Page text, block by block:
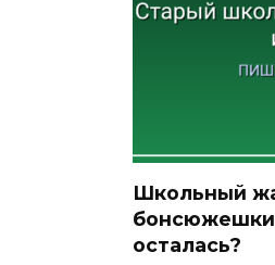
Школьный
бонсюжешки
осталась?